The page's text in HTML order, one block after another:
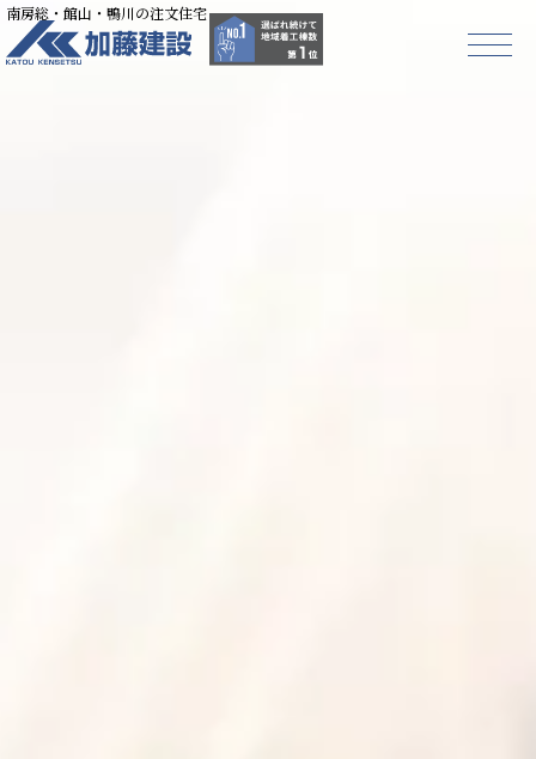
南房総・館山・鴨川の注文住宅